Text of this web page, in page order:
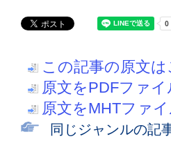
この記事の原文は
原文をPDFファイ
原文をMHTファ
同じジャンルの記